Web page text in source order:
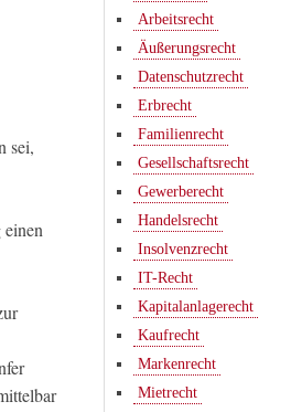
sei,
Arbeitsrecht
Äußerungsrecht
Datenschutzrecht
Erbrecht
Familienrecht
Gesellschaftsrecht
Gewerberecht
Handelsrecht
Insolvenzrecht
IT-Recht
Kapitalanlagerecht
Kaufrecht
Markenrecht
Mietrecht